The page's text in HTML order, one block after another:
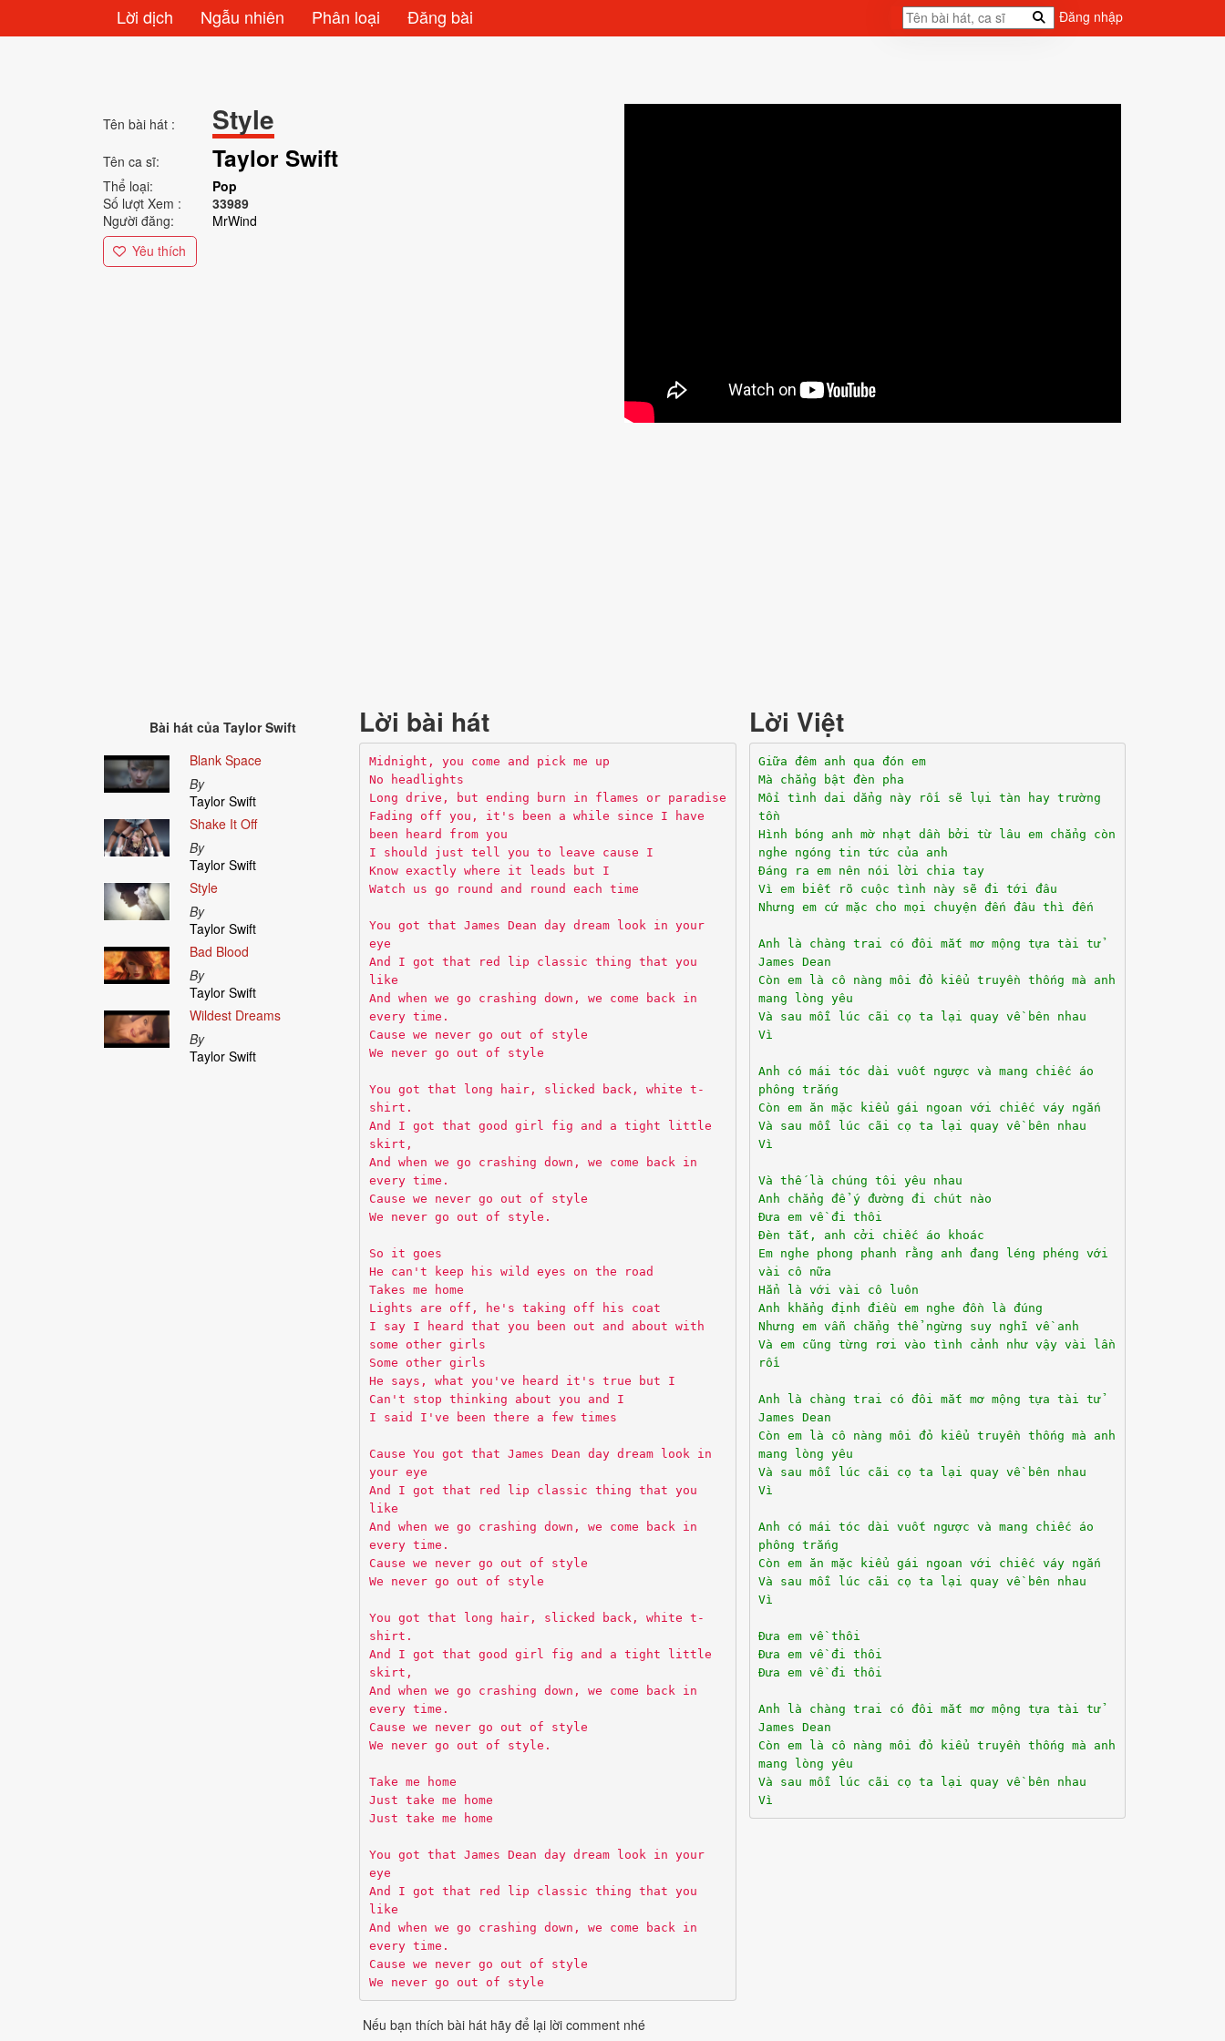
Lời dịch Ngẫu nhiên Phân loại Đăng bài Đăng nhập
Tên bài hát : Style
Tên ca sĩ: Taylor Swift
Thể loại:
Pop
Số lượt Xem :
33989
Người đăng:
MrWind
Yêu thích
Bài hát của Taylor Swift
Blank Space
By
Taylor Swift
Shake It Off
By
Taylor Swift
Style
By
Taylor Swift
Bad Blood
By
Taylor Swift
Wildest Dreams
By
Taylor Swift
Lời bài hát
Midnight, you come and pick me up
No headlights
Long drive, but ending burn in flames or paradise
Fading off you, it's been a while since I have
been heard from you
I should just tell you to leave cause I
Know exactly where it leads but I
Watch us go round and round each time
You got that James Dean day dream look in your
eye
And I got that red lip classic thing that you
like
And when we go crashing down, we come back in
every time.
Cause we never go out of style
We never go out of style
You got that long hair, slicked back, white t-
shirt.
And I got that good girl fig and a tight little
skirt,
And when we go crashing down, we come back in
every time.
Cause we never go out of style
We never go out of style.
So it goes
He can't keep his wild eyes on the road
Takes me home
Lights are off, he's taking off his coat
I say I heard that you been out and about with
some other girls
Some other girls
He says, what you've heard it's true but I
Can't stop thinking about you and I
I said I've been there a few times
Cause You got that James Dean day dream look in
your eye
And I got that red lip classic thing that you
like
And when we go crashing down, we come back in
every time.
Cause we never go out of style
We never go out of style
You got that long hair, slicked back, white t-
shirt.
And I got that good girl fig and a tight little
skirt,
And when we go crashing down, we come back in
every time.
Cause we never go out of style
We never go out of style.
Take me home
Just take me home
Just take me home
You got that James Dean day dream look in your
eye
And I got that red lip classic thing that you
like
And when we go crashing down, we come back in
every time.
Cause we never go out of style
We never go out of style
Lời Việt
Giữa đêm anh qua đón em
Mà chẳng bật đèn pha
Mối tình dai dẳng này rồi sẽ lụi tàn hay trường
tồn
Hình bóng anh mờ nhạt dần bởi từ lâu em chẳng còn
nghe ngóng tin tức của anh
Đáng ra em nên nói lời chia tay
Vì em biết rõ cuộc tình này sẽ đi tới đâu
Nhưng em cứ mặc cho mọi chuyện đến đâu thì đến
Anh là chàng trai có đôi mắt mơ mộng tựa tài tử
James Dean
Còn em là cô nàng môi đỏ kiểu truyền thống mà anh
mang lòng yêu
Và sau mỗi lúc cãi cọ ta lại quay về bên nhau
Vì
Anh có mái tóc dài vuốt ngược và mang chiếc áo
phông trắng
Còn em ăn mặc kiểu gái ngoan với chiếc váy ngắn
Và sau mỗi lúc cãi cọ ta lại quay về bên nhau
Vì
Và thế là chúng tôi yêu nhau
Anh chẳng để ý đường đi chút nào
Đưa em về đi thôi
Đèn tắt, anh cởi chiếc áo khoác
Em nghe phong phanh rằng anh đang léng phéng với
vài cô nữa
Hẳn là với vài cô luôn
Anh khẳng định điều em nghe đồn là đúng
Nhưng em vẫn chẳng thể ngừng suy nghĩ về anh
Và em cũng từng rơi vào tình cảnh như vậy vài lần
rồi
Anh là chàng trai có đôi mắt mơ mộng tựa tài tử
James Dean
Còn em là cô nàng môi đỏ kiểu truyền thống mà anh
mang lòng yêu
Và sau mỗi lúc cãi cọ ta lại quay về bên nhau
Vì
Anh có mái tóc dài vuốt ngược và mang chiếc áo
phông trắng
Còn em ăn mặc kiểu gái ngoan với chiếc váy ngắn
Và sau mỗi lúc cãi cọ ta lại quay về bên nhau
Vì
Đưa em về thôi
Đưa em về đi thôi
Đưa em về đi thôi
Anh là chàng trai có đôi mắt mơ mộng tựa tài tử
James Dean
Còn em là cô nàng môi đỏ kiểu truyền thống mà anh
mang lòng yêu
Và sau mỗi lúc cãi cọ ta lại quay về bên nhau
Vì
Nếu bạn thích bài hát hãy để lại lời comment nhé